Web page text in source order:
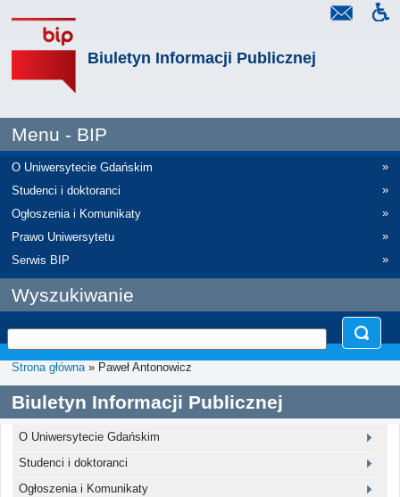
Biuletyn Informacji Publicznej
Menu - BIP
O Uniwersytecie Gdańskim
»
Studenci i doktoranci
»
Ogłoszenia i Komunikaty
»
Prawo Uniwersytetu
»
Serwis BIP
»
Wyszukiwanie
Strona główna» Paweł Antonowicz
Biuletyn Informacji Publicznej
O Uniwersytecie Gdańskim
Studenci i doktoranci
Ogłoszenia i Komunikaty